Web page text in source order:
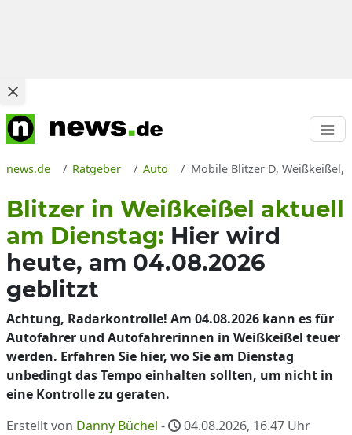
news.de Ratgeber Auto Mobile Blitzer D, Weißkeißel,
Blitzer in Weißkeißel aktuell
am Dienstag: Hier wird
heute, am 04.08.2026
geblitzt
Achtung, Radarkontrolle! Am 04.08.2026 kann es für
Autofahrer und Autofahrerinnen in Weißkeißel teuer
werden. Erfahren Sie hier, wo Sie am Dienstag
unbedingt das Tempo einhalten sollten, um nicht in
eine Kontrolle zu geraten.
Erstellt von Danny Büchel - 04.08.2026, 16.47 Uhr